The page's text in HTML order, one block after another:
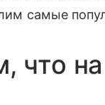
самые
что на